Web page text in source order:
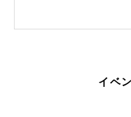
イベ